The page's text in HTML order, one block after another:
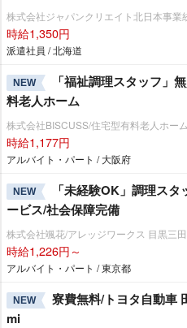
株式会社ジャパンクリエイト北日本事業
時給1,350円
派遣社員 / 北海道
NEW
「福祉調理スタッフ」
料老人ホーム
株式会社BISCUSS/住宅型有料老人ホー
時給1,177円
アルバイト・パート / 大阪府
NEW
「未経験OK」調理ス
ービス/社会保障完備
株式会社颯花/アレッジワークス 目黒三田
時給1,226円～
アルバイト・パート / 東京都
NEW
寮費無料/トヨタ自動車
mi